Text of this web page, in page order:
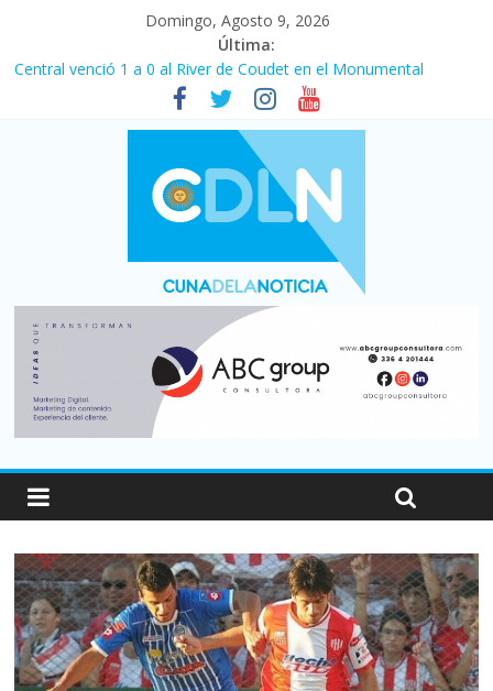
Domingo, Agosto 9, 2026
Última:
Central venció 1 a 0 al River de Coudet en el Monumental
La morosidad alcanzó su nivel más alto en dos décadas y ya
afecta a 400 mil deudores en Santa Fe
Desde que asumió Milei cerraron 41.000 kioscos: el sector
denuncia crisis como en 2001
Vacaciones de invierno con más movimiento y consumo
turístico: 4,6 millones de personas viajaron por el país, un 5,9%
Fuerte caída de la venta de autos usados en julio: bajó un 12,6%